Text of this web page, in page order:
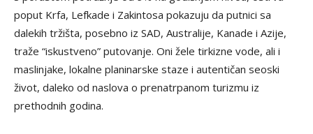
poput Krfa, Lefkade i Zakintosa pokazuju da putnici sa
dalekih tržišta, posebno iz SAD, Australije, Kanade i Azije,
traže “iskustveno” putovanje. Oni žele tirkizne vode, ali i
maslinjake, lokalne planinarske staze i autentičan seoski
život, daleko od naslova o prenatrpanom turizmu iz
prethodnih godina.